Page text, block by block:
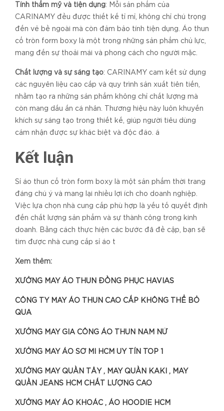
Tính thẩm mỹ và tiện dụng: Mỗi sản phẩm của
CARINAMY đều được thiết kế tỉ mỉ, không chỉ chú trọng
đến vẻ bề ngoài mà còn đảm bảo tính tiện dụng. Áo thun
cổ tròn form boxy là một trong những sản phẩm chủ lực,
mang đến sự thoải mái và phong cách cho người mặc.
Chất lượng và sự sáng tạo: CARINAMY cam kết sử dụng
các nguyên liệu cao cấp và quy trình sản xuất tiên tiến,
nhằm tạo ra những sản phẩm không chỉ chất lượng mà
còn mang dấu ấn cá nhân. Thương hiệu này luôn khuyến
khích sự sáng tạo trong thiết kế, giúp người tiêu dùng
cảm nhận được sự khác biệt và độc đáo. á
Kết luận
Sỉ áo thun cổ tròn form boxy là một sản phẩm thời trang
đáng chú ý và mang lại nhiều lợi ích cho doanh nghiệp.
Việc lựa chọn nhà cung cấp phù hợp là yếu tố quyết định
đến chất lượng sản phẩm và sự thành công trong kinh
doanh. Bằng cách thực hiện các bước đã đề cập, bạn sẽ
tìm được nhà cung cấp sỉ áo t
Xem thêm:
XƯỞNG MAY ÁO THUN ĐỒNG PHỤC HAVIAS
CÔNG TY MAY ÁO THUN CAO CẤP KHÔNG THỂ BỎ
QUA
XƯỞNG MAY GIA CÔNG ÁO THUN NAM NỮ
XƯỞNG MAY ÁO SƠ MI HCM UY TÍN TOP 1
XƯỞNG MAY QUẦN TÂY , MAY QUẦN KAKI , MAY
QUẦN JEANS HCM CHẤT LƯỢNG CAO
XƯỞNG MAY ÁO KHOÁC , ÁO HOODIE HCM